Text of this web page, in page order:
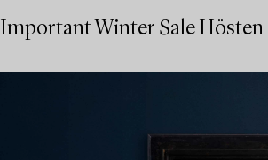
Important Winter Sale Hösten